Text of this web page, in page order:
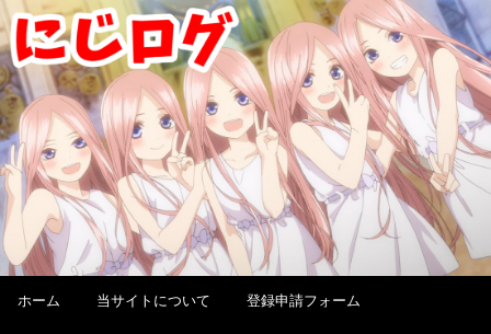
ホーム 当サイトについて 登録申請フォーム